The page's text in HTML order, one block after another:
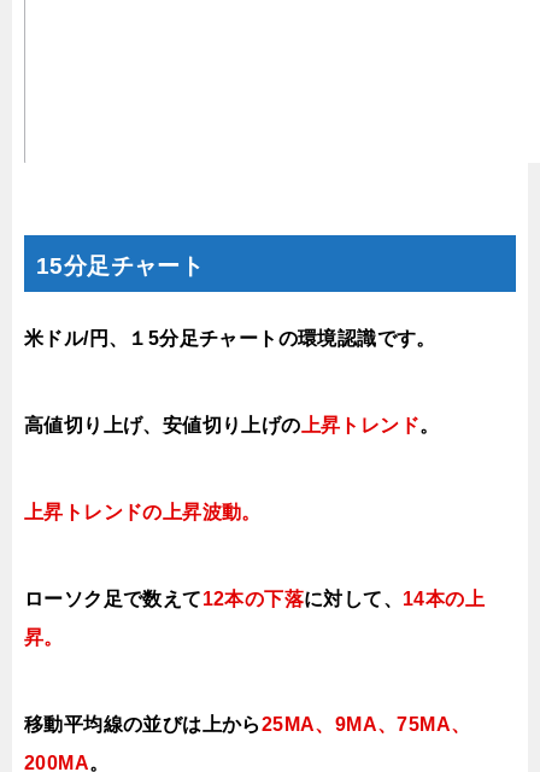
15分足チャート
米ドル/円、１5分足チャートの環境認識です。
高値切り上げ、安値切り上げの 上昇トレンド。
上昇トレンドの上昇波動。
ローソク足で数えて12本の下落に対して、 14本の上
昇。
移動平均線の並びは上から25MA、9MA、75MA、
200MA。